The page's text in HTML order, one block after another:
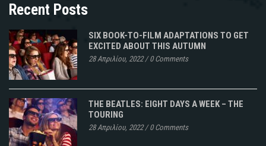
Recent Posts
SIX BOOK-TO-FILM ADAPTATIONS TO GET
EXCITED ABOUT THIS AUTUMN
28 Απριλίου, 2022/0 Comments
THE BEATLES: EIGHT DAYS A WEEK – THE
TOURING
28 Απριλίου, 2022/0 Comments